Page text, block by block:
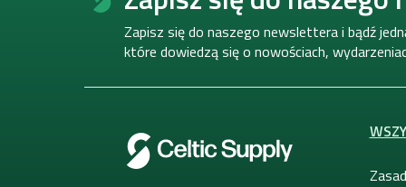
Zapisz się do naszego newslettera i bądź
które dowiedzą się o nowościach,